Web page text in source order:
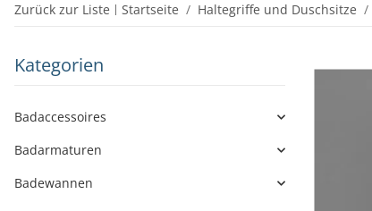
Zurück zur Liste Startseite Haltegriffe und Duschsitze
Kategorien
Badaccessoires
Badarmaturen
Badewannen